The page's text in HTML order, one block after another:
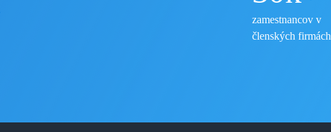
zamestnancov v
členských firmách